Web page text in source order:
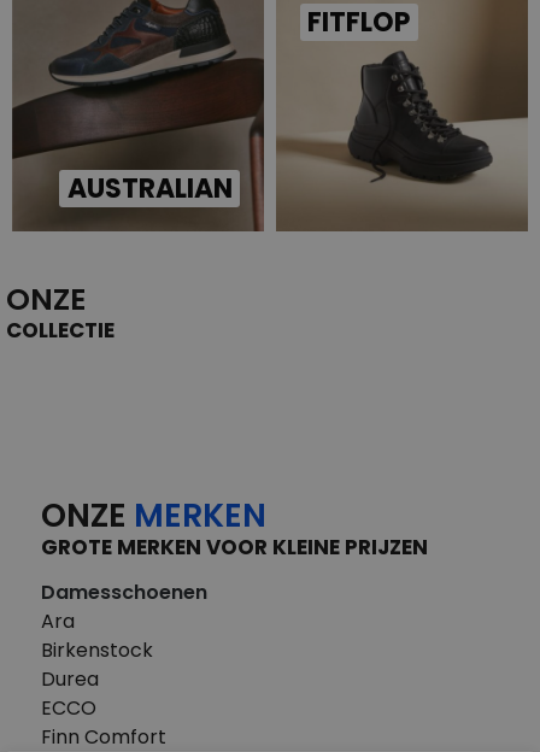
AUSTRALIAN
FITFLOP
ONZE
COLLECTIE
ONZE MERKEN
GROTE MERKEN VOOR KLEINE PRIJZEN
Damesschoenen
Ara
Birkenstock
Durea
ECCO
Finn Comfort